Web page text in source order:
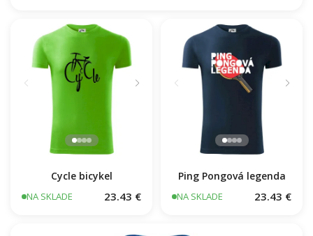
Cycle bicykel
NA SKLADE 23.43 €
Ping Pongová legenda
NA SKLADE 23.43 €